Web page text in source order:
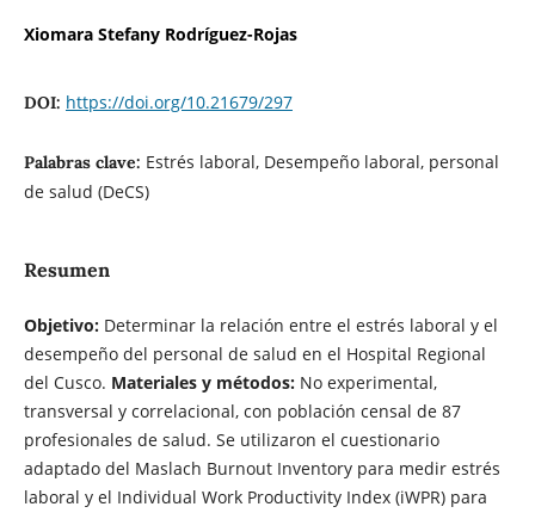
Xiomara Stefany Rodríguez-Rojas
DOI: https://doi.org/10.21679/297
Palabras clave: Estrés laboral, Desempeño laboral, personal
de salud (DeCS)
Resumen
Objetivo:Determinar la relación entre el estrés laboral y el
desempeño del personal de salud en el Hospital Regional
del Cusco. Materiales y métodos:No experimental,
transversal y correlacional, con población censal de 87
profesionales de salud. Se utilizaron el cuestionario
adaptado del Maslach Burnout Inventory para medir estrés
laboral y el Individual Work Productivity Index (iWPR) para